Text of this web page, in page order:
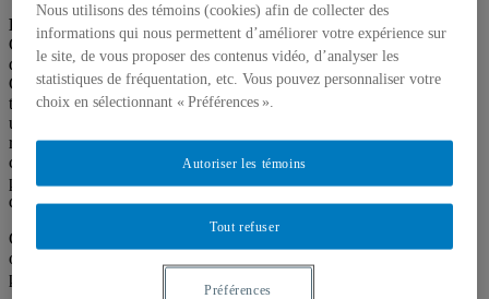
Résumé
Cet atelier vise à outiller les jeunes chercheur.e.s dans la réalisation
de communications scientifiques.Mathieu Colin, postdoctorant au
CRIDAQ cette année, abordera tant les étapes préliminaires (où
trouver des appels à communications d’intérêt? Comment rédiger
une bonne proposition?) que les étapes liées à la préparation et à la
réalisation d’une bonne communication scientifique (quand et
comment utiliser une présentation Powerpoint? Comment se
présenter devant public? Comment bien se préparer en amont? À
quoi faire attention au moment de livrer sa présentation? etc.).
Cet atelier s’adresse en priorité aux étudiant.e.s, mais est également
ouvert aux chercheur.e.s en début de carrière qui souhaitent y
participer.
Nous utilisons des témoins (cookies) afin de collecter des
informations qui nous permettent d’améliorer votre expérience sur
le site, de vous proposer des contenus vidéo, d’analyser les
statistiques de fréquentation, etc. Vous pouvez personnaliser votre
choix en sélectionnant « Préférences ».
Tout refuser
Autoriser les témoins
Préférences